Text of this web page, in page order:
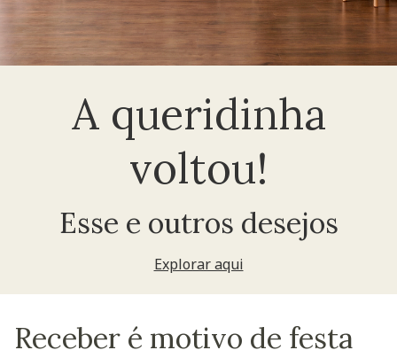
A queridinha
voltou!
Esse e outros desejos
Explorar aqui
Receber é motivo de festa